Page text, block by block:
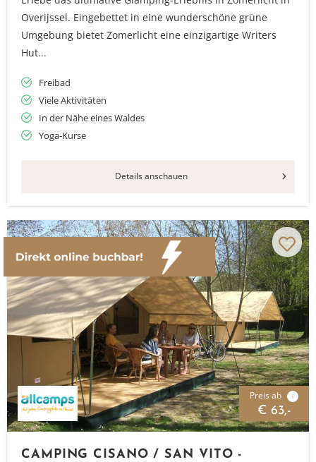
Overijssel. Eingebettet in eine wunderschöne grüne
Umgebung bietet Zomerlicht eine einzigartige Writers
Hut...
Freibad
Viele Aktivitäten
In der Nähe eines Waldes
Yoga-Kurse
Details anschauen
Preis ab i
€ 63,-
CAMPING CISANO / SAN VITO -